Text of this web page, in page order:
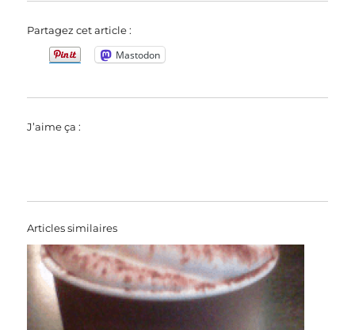
Partagez cet article :
Mastodon
J’aime ça :
Articles similaires